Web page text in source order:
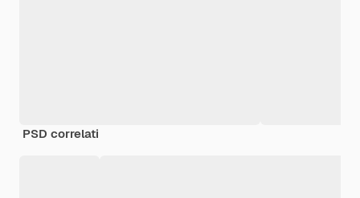
PSD correlati